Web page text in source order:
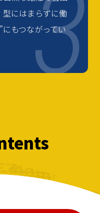
3
にはまらずに働
もつながってい